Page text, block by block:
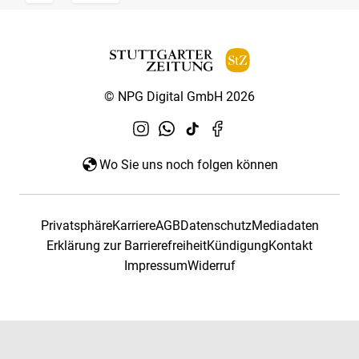
© NPG Digital GmbH 2026
Wo Sie uns noch folgen können
PrivatsphäreKarriereAGBDatenschutzMediadaten
Erklärung zur BarrierefreiheitKündigungKontakt
ImpressumWiderruf